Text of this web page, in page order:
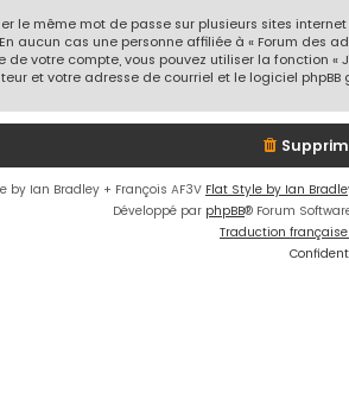
le même mot de passe sur plusieurs sites
aucun cas une personne affiliée à « Forum des
votre compte, vous pouvez utiliser la fonction «
et votre adresse de courriel et le logiciel phpBB
by Ian Bradley + François AF3V Flat Style by Ian
Développé par phpBB® Forum
Traduction